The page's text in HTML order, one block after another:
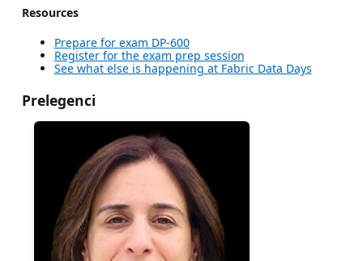
Resources
Prepare for exam DP-600
Register for the exam prep session
See what else is happening at Fabric Data Days
Prelegenci